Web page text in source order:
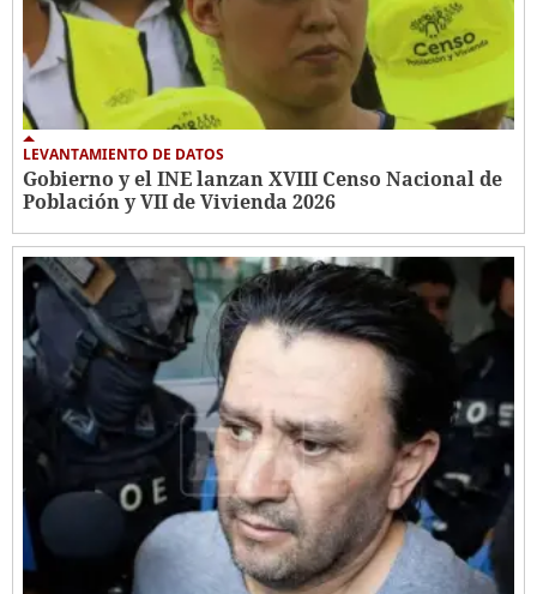
LEVANTAMIENTO DE DATOS
Gobierno y el INE lanzan XVIII Censo Nacional de
Población y VII de Vivienda 2026